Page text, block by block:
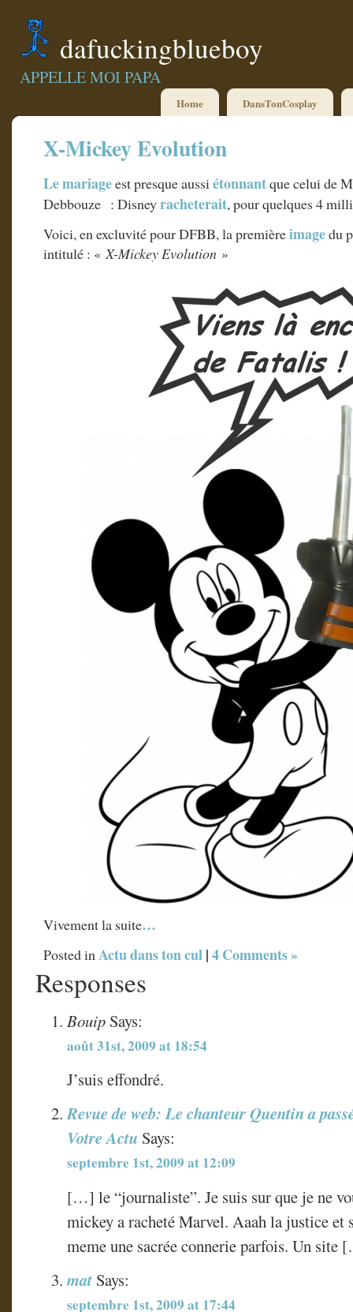
dafuckingblueboy
APPELLE MOI PAPA
Home DansTonCosplay
X-Mickey Evolution
Le mariageest presque aussiétonnantque celui de
Debbouze : Disneyracheterait, pour quelques 4
Voici, en excluvité pour DFBB, la premièreimagedu
intitulé : «X-Mickey Evolution »
Vivement la suite…
Posted inActu dans ton cul|4 Comments »
Responses
Bouip Says:
août 31st, 2009 at 18:54
J’suis effondré.
Revue de web: Le chanteur Quentin a
Votre Actu Says:
septembre 1st, 2009 at 12:09
[…] le “journaliste”. Je suis sur que je ne
mickey a racheté Marvel. Aaah la justice et
meme une sacrée connerie parfois. Un
mat Says:
septembre 1st, 2009 at 17:44